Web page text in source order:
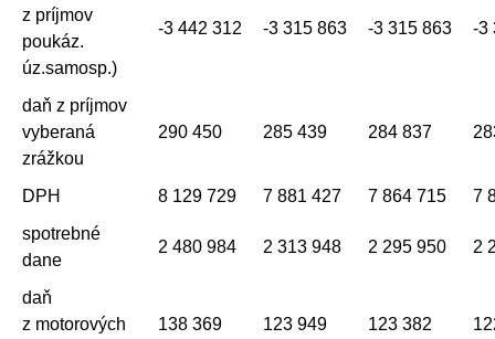
z príjmov
poukáz.
úz.samosp.)
-3 442 312 -3 315 863 -3 315 863 -3
daň z príjmov
vyberaná
zrážkou
290 450 285 439 284 837
DPH 8 129 729 7 881 427 7 864 715
7
spotrebné
dane
2 480 984 2 313 948 2 295 950 2
daň
z motorových
138 369 123 949 123 382